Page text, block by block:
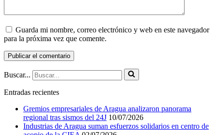
Guarda mi nombre, correo electrónico y web en este navegador
para la próxima vez que comente.
Buscar...
Entradas recientes
Gremios empresariales de Aragua analizaron panorama
regional tras sismos del 24J 10/07/2026
Industrias de Aragua suman esfuerzos solidarios en centro de